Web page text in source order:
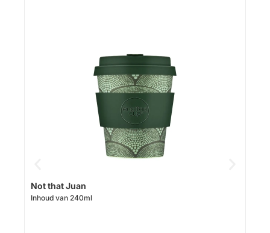
Not that Juan
Inhoud van 240ml